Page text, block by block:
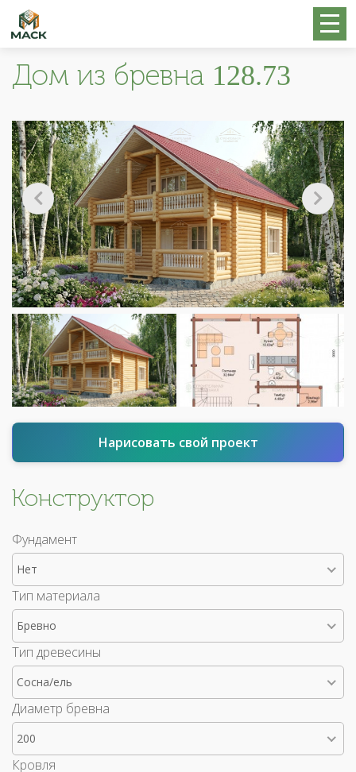
Дом из бревна 128.73
Нарисовать свой проект
Конструктор
Фундамент
Нет
Тип материала
Бревно
Тип древесины
Сосна/ель
Диаметр бревна
200
Кровля